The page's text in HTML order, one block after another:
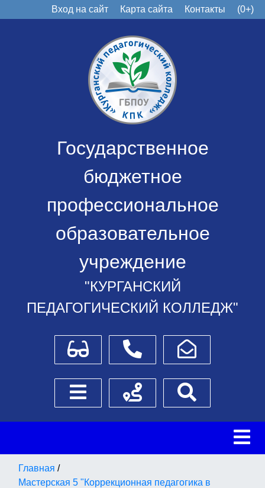
Вход на сайт Карта сайта Контакты (0+)
Государственное
бюджетное
профессиональное
образовательное
учреждение
"КУРГАНСКИЙ
ПЕДАГОГИЧЕСКИЙ КОЛЛЕДЖ"
Для слабовидящихТелефоныНаписать обращение
Боковое менюСхема проезда
Главная /
Мастерская 5 "Коррекционная педагогика в